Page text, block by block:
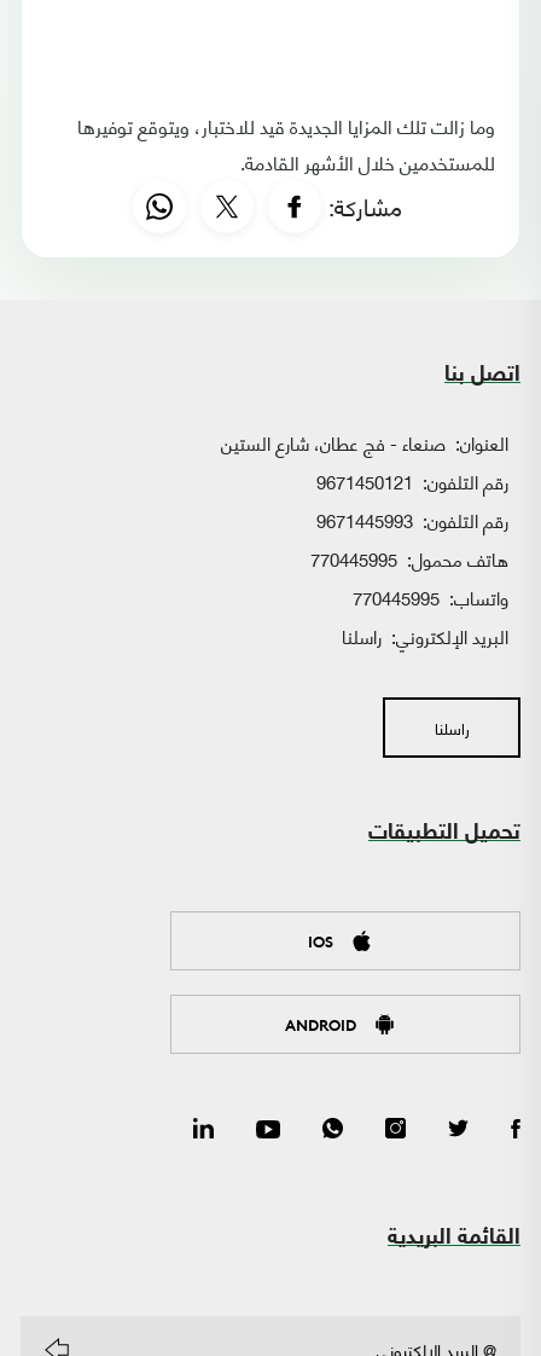
وما زالت تلك المزايا الجديدة قيد للاختبار، ويتوقع توفيرها
للمستخدمين خلال الأشهر القادمة.
مشاركة:
اتصل بنا
العنوان: صنعاء - فج عطان، شارع الستين
رقم التلفون: 9671450121
رقم التلفون: 9671445993
هاتف محمول: 770445995
واتساب:
البريد الإلكتروني: راسلنا
راسلنا
تحميل التطبيقات
IOS
ANDROID
القائمة البريدية